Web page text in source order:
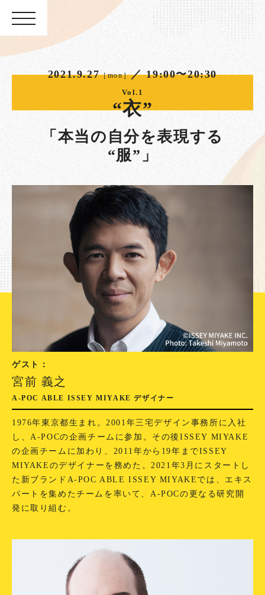
2021.9.27［mon］／ 19:00〜20:30
Vol.1
“衣”
「本当の自分を表現する
“服”」
ゲスト：
宮前 義之
A-POC ABLE ISSEY MIYAKE デザイナー
1976年東京都生まれ。2001年三宅デザイン事務所に入社
し、A-POCの企画チームに参加。その後ISSEY MIYAKE
の企画チームに加わり、2011年から19年までISSEY
MIYAKEのデザイナーを務めた。2021年3月にスタートし
た新ブランドA-POC ABLE ISSEY MIYAKEでは、エキス
パートを集めたチームを率いて、A-POCの更なる研究開
発に取り組む。